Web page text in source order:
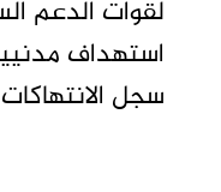
لقوات الدعم
سجل